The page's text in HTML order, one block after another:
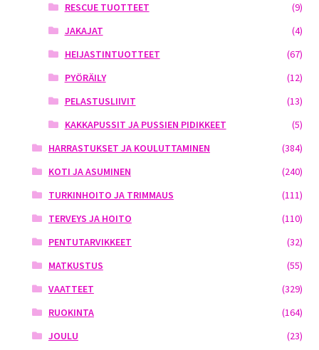
RESCUE TUOTTEET
(9)
JAKAJAT
(4)
HEIJASTINTUOTTEET
(67)
PYÖRÄILY
(12)
PELASTUSLIIVIT
(13)
KAKKAPUSSIT JA PUSSIEN PIDIKKEET
(5)
HARRASTUKSET JA KOULUTTAMINEN
(384)
KOTI JA ASUMINEN
(240)
TURKINHOITO JA TRIMMAUS
(111)
TERVEYS JA HOITO
(110)
PENTUTARVIKKEET
(32)
MATKUSTUS
(55)
VAATTEET
(329)
RUOKINTA
(164)
JOULU
(23)